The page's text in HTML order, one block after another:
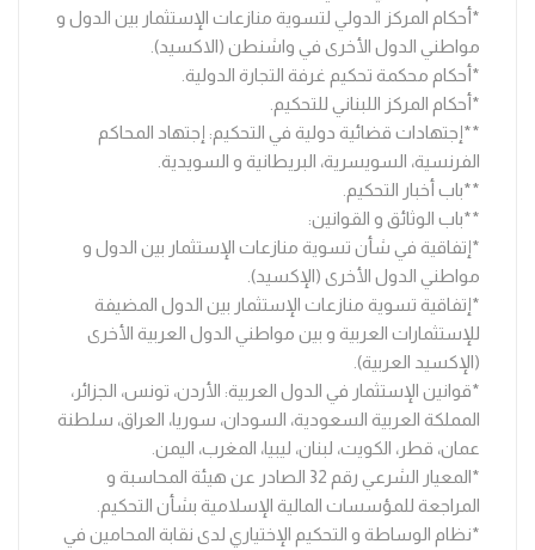
*أحكام المركز الدولي لتسوية منازعات الإستثمار بين الدول و
مواطني الدول الأخرى في واشنطن (الاكسيد).
*أحكام محكمة تحكيم غرفة التجارة الدولية.
*أحكام المركز اللبناني للتحكيم.
**إجتهادات قضائية دولية في التحكيم: إجتهاد المحاكم
الفرنسية، السويسرية، البريطانية و السويدية.
**باب أخبار التحكيم.
**باب الوثائق و القوانين:
*إتفاقية في شأن تسوية منازعات الإستثمار بين الدول و
مواطني الدول الأخرى (الإكسيد).
*إتفاقية تسوية منازعات الإستثمار بين الدول المضيفة
للإستثمارات العربية و بين مواطني الدول العربية الأخرى
(الإكسيد العربية).
*قوانين الإستثمار في الدول العربية: الأردن، تونس، الجزائر،
المملكة العربية السعودية، السودان، سوريا، العراق، سلطنة
عمان، قطر، الكويت، لبنان، ليبيا، المغرب، اليمن.
*المعيار الشرعي رقم 32 الصادر عن هيئة المحاسبة و
المراجعة للمؤسسات المالية الإسلامية بشأن التحكيم.
*نظام الوساطة و التحكيم الإختياري لدى نقابة المحامين في